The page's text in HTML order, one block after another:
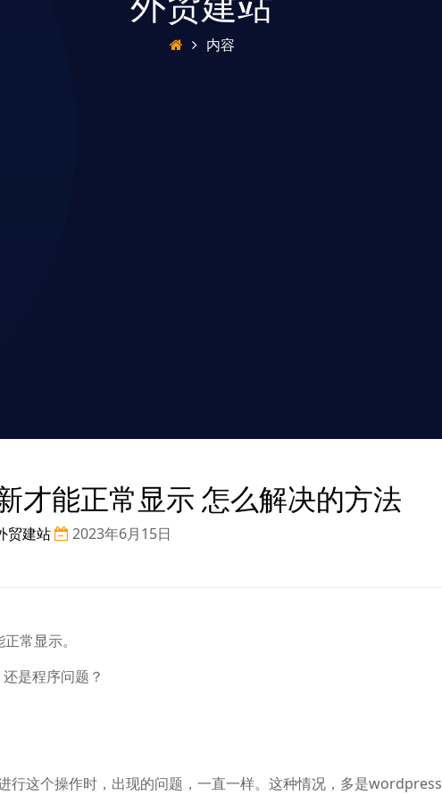
内容
才能正常显示 怎么解决的方法
贸建站 2023年6月15日
常显示。
是程序问题？
行这个操作时，出现的问题，一直一样。这种情况，多是wordpress